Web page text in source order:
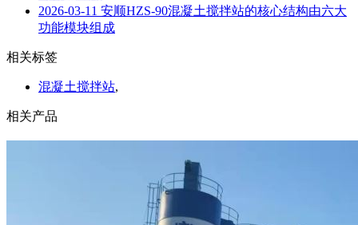
2026-03-11 安顺HZS-90混凝土搅拌站的核心结构由六大
功能模块组成
相关标签
混凝土搅拌站,
相关产品